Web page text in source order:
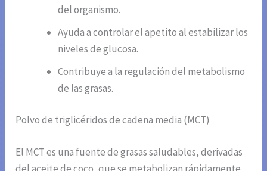
del organismo.
Ayuda a controlar el apetito al estabilizar los
niveles de glucosa.
Contribuye a la regulación del metabolismo
de las grasas.
Polvo de triglicéridos de cadena media (MCT)
El MCT es una fuente de grasas saludables, derivadas